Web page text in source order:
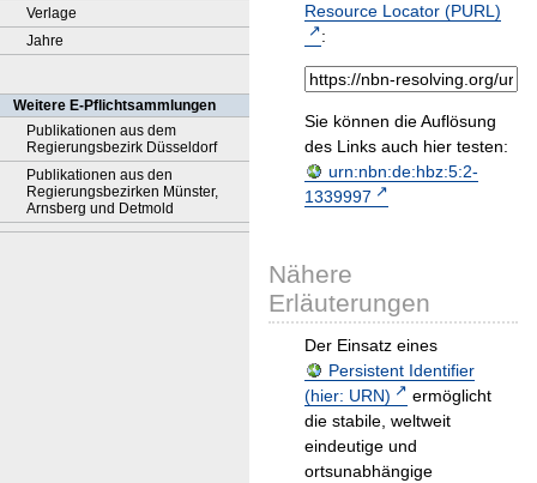
Verlage
Jahre
Weitere E-Pflichtsammlungen
Publikationen aus dem
Regierungsbezirk Düsseldorf
Publikationen aus den
Regierungsbezirken Münster,
Arnsberg und Detmold
Resource Locator (PURL)
:
Sie können die Auflösung
des Links auch hier testen:
urn:nbn:de:hbz:5:2-
1339997
Nähere
Erläuterungen
Der Einsatz eines
Persistent Identifier
(hier: URN)
ermöglicht
die stabile, weltweit
eindeutige und
ortsunabhängige